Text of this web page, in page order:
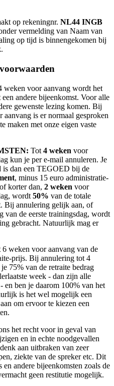
op rekeningnr. NL44 INGB
vermelding van Naam van
op tijd is binnengekomen bij
weken voor aanvang wordt het
andere bijeenkomst. Voor alle
gewenste lezing komen. Bij
is er normaal gesproken
maken met onze eigen vaste
: Tot 4 weken voor
kun je per e-mail annuleren. Je
is dan een TEGOED bij de
, minus 15 euro administratie-
korter dan, 2 weken voor
wordt 50% van de totale
Bij annulering gelijk aan, of
van de eerste trainingsdag, wordt
gebracht. Natuurlijk mag er
weken voor aanvang van de
prijs. Bij annulering tot 4
75% van de retraite bedrag
week - dan zijn alle
en ben je daarom 100% van het
is het wel mogelijk een
om ervoor te kiezen een
het recht voor in geval van
en in echte noodgevallen
aan uitbraken van zeer
ziekte van de spreker etc. Dit
andere bijeenkomsten zoals de
geen restitutie mogelijk.